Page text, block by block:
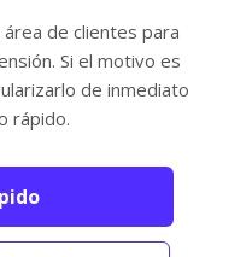
de clientes para
Si el motivo es
de inmediato
rápido.